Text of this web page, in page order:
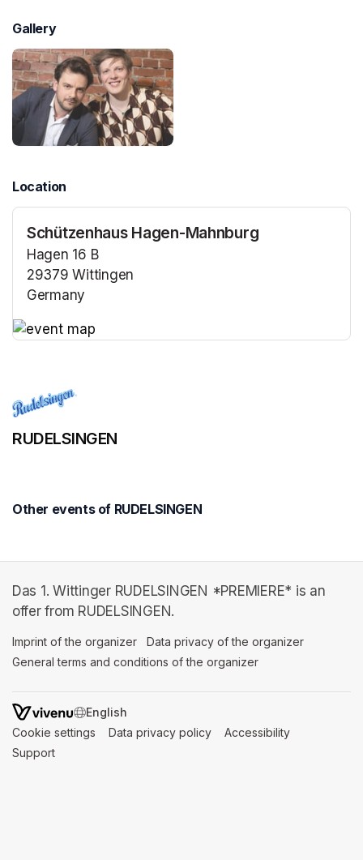
Gallery
Location
Schützenhaus Hagen-Mahnburg
Hagen 16 B
29379 Wittingen
Germany
RUDELSINGEN
Other events of RUDELSINGEN
Das 1. Wittinger RUDELSINGEN *PREMIERE* is an
offer from RUDELSINGEN.
Imprint of the organizer (opens in a new tab)
Data privacy of the organizer
General terms and conditions of the organizer
SWITCH LANGUAGE
Cookie settings (opens in a new tab)
Data privacy policy (opens in a new tab)
Accessibility
Support